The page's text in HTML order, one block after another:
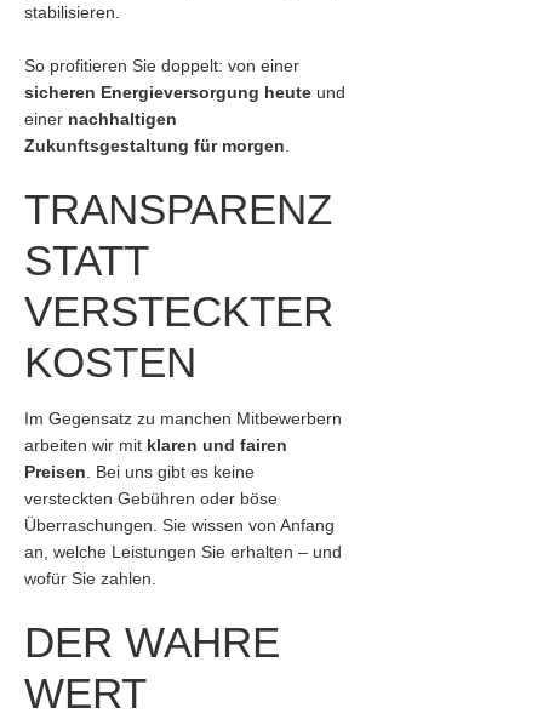
stabilisieren.
So profitieren Sie doppelt: von einer
sicheren Energieversorgung heute und
einer nachhaltigen
Zukunftsgestaltung für morgen
TRANSPARENZ
STATT
VERSTECKTER
KOSTEN
Im Gegensatz zu manchen Mitbewerbern
arbeiten wir mit klaren und fairen
Preisen . Bei uns gibt es keine
versteckten Gebühren oder böse
Überraschungen. Sie wissen von Anfang
an, welche Leistungen Sie erhalten – und
wofür Sie zahlen.
DER WAHRE
WERT